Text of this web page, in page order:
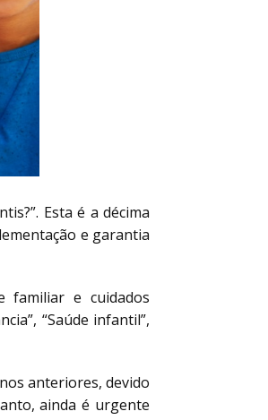
Esta é a décima
e garantia
familiar e cuidados
“Saúde infantil”,
anteriores, devido
ainda é urgente